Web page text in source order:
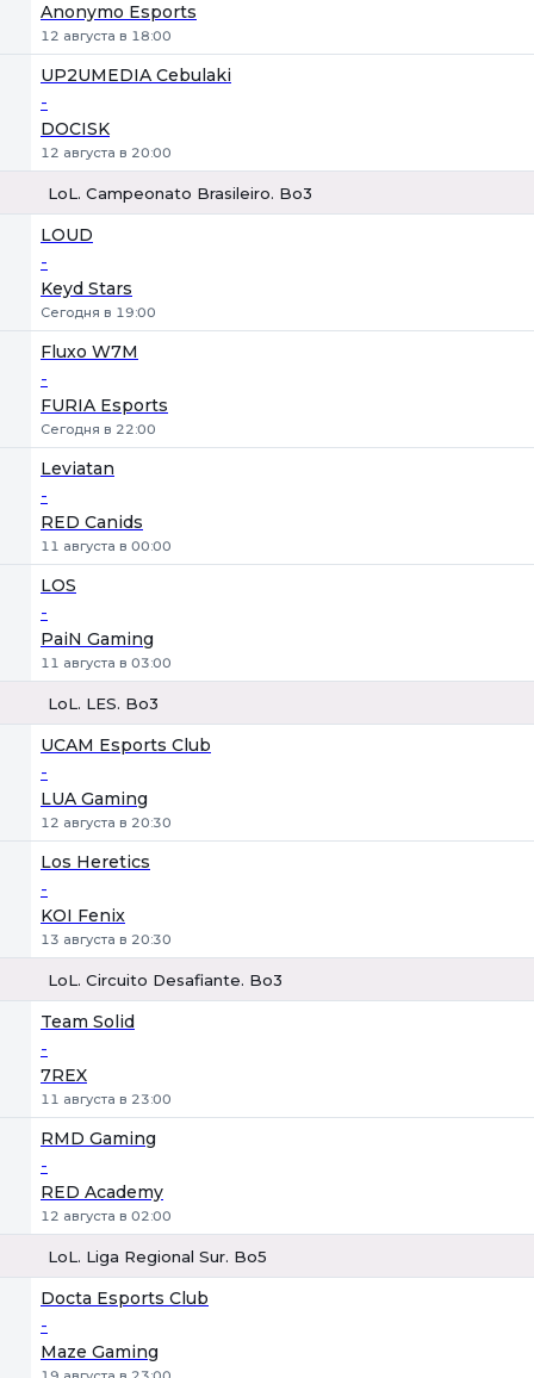
Anonymo Esports
12 августа в 18:00
UP2UMEDIA Cebulaki
-
DOCISK
12 августа в 20:00
LoL. Campeonato Brasileiro. Bo3
LOUD
-
Keyd Stars
Сегодня в 19:00
Fluxo W7M
-
FURIA Esports
Сегодня в 22:00
Leviatan
-
RED Canids
11 августа в 00:00
LOS
-
PaiN Gaming
11 августа в 03:00
LoL. LES. Bo3
UCAM Esports Club
-
LUA Gaming
12 августа в 20:30
Los Heretics
-
KOI Fenix
13 августа в 20:30
LoL. Circuito Desafiante. Bo3
Team Solid
-
7REX
11 августа в 23:00
RMD Gaming
-
RED Academy
12 августа в 02:00
LoL. Liga Regional Sur. Bo5
Docta Esports Club
-
Maze Gaming